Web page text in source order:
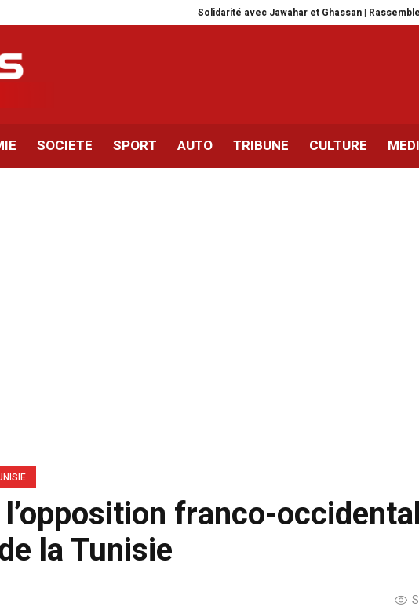
Solidarité avec Jawahar et Ghassan | Rassemblement
SOCIETE SPORT AUTO TRIBUNE CULTURE
franco-
la Tunisie